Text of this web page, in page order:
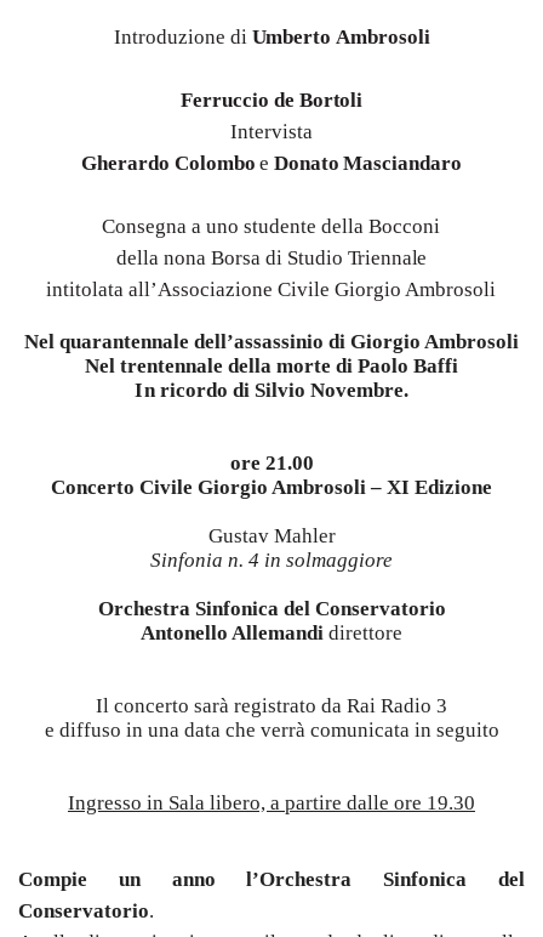
Introduzione di Umberto Ambrosoli
Ferruccio de Bortoli
Intervista
Gherardo Colombo e Donato Masciandaro
Consegna a uno studente della Bocconi
della nona Borsa di Studio Triennale
intitolata all’Associazione Civile Giorgio Ambrosoli
Nel quarantennale dell’assassinio di Giorgio Ambrosoli
Nel trentennale della morte di Paolo Baffi
In ricordo di Silvio Novembre.
ore 21.00
Concerto Civile Giorgio Ambrosoli – XI Edizione
Gustav Mahler
Sinfonia n. 4 in solmaggiore
Orchestra Sinfonica del Conservatorio
Antonello Allemandi direttore
Il concerto sarà registrato da Rai Radio 3
e diffuso in una data che verrà comunicata in seguito
Ingresso in Sala libero, a partire dalle ore 19.30
Compie un anno l’Orchestra Sinfonica del
Conservatorio.